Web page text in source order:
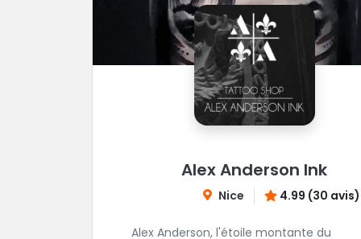
Alex Anderson Ink
Nice 4.99 (30 avis)
Alex Anderson, l'étoile montante du